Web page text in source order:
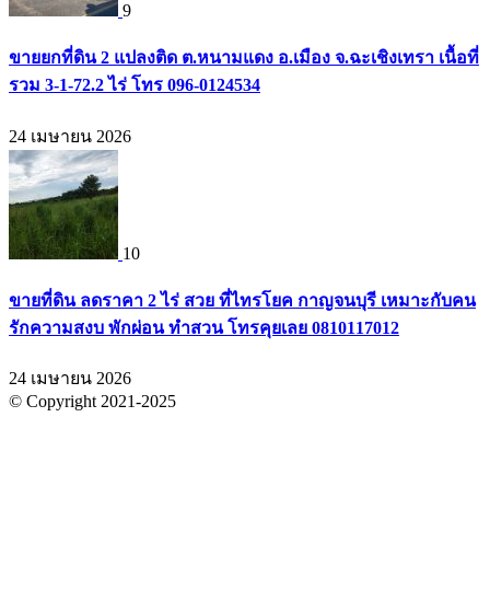
9
ขายยกที่ดิน 2 แปลงติด ต.หนามแดง อ.เมือง จ.ฉะเชิงเทรา เนื้อที่
รวม 3-1-72.2 ไร่ โทร 096-0124534
24 เมษายน 2026
10
ขายที่ดิน ลดราคา 2 ไร่ สวย ที่ไทรโยค กาญจนบุรี เหมาะกับคน
รักความสงบ พักผ่อน ทำสวน โทรคุยเลย 0810117012
24 เมษายน 2026
© Copyright 2021-2025